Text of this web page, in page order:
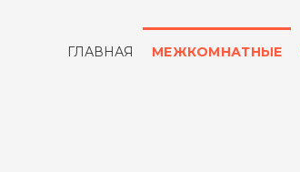
ГЛАВНАЯ МЕЖКОМНАТНЫЕ